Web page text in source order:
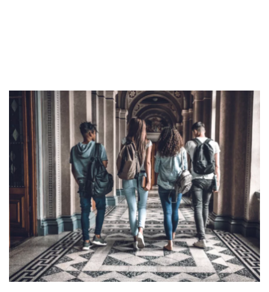
Exchange
Asuransi
Asuransi Jiwa
Asuransi Kesehatan
Asuransi Syariah